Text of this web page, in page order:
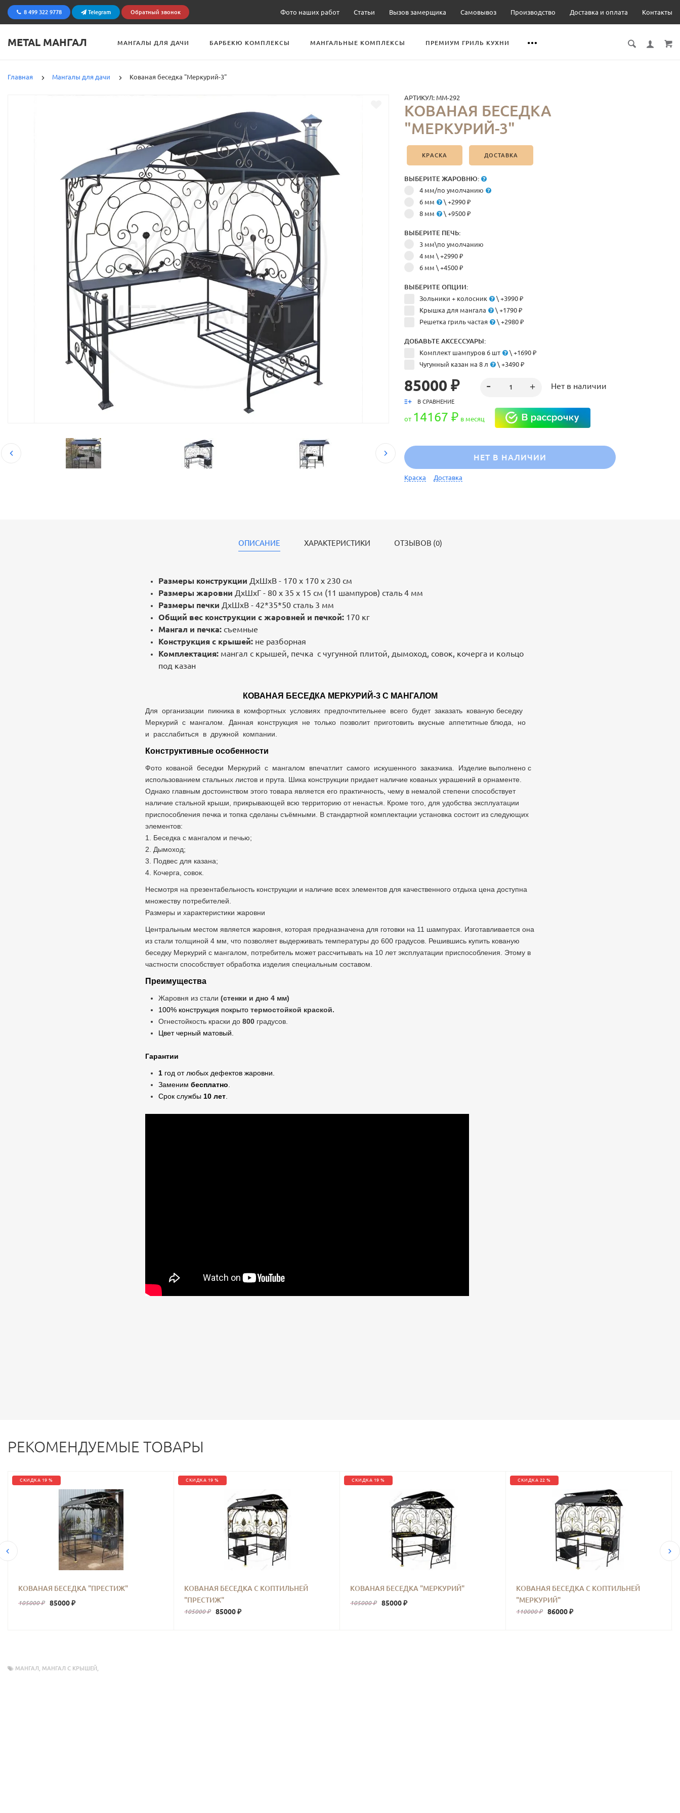
8 499 322 9778 Telegram Обратный звонок Фото наших работ Статьи Вызов замерщика Самовывоз Производство Доставка и оплата Контакты
METAL МАНГАЛ МАНГАЛЫ ДЛЯ ДАЧИ БАРБЕКЮ КОМПЛЕКСЫ МАНГАЛЬНЫЕ КОМПЛЕКСЫ ПРЕМИУМ ГРИЛЬ КУХНИ
Главная Мангалы для дачи Кованая беседка "Меркурий-3"
АРТИКУЛ: ММ-292
КОВАНАЯ БЕСЕДКА
"МЕРКУРИЙ-3"
КРАСКА ДОСТАВКА
ВЫБЕРИТЕ ЖАРОВНЮ:
4 мм/по умолчанию
6 мм
\ +2990 ₽
8 мм
\ +9500 ₽
ВЫБЕРИТЕ ПЕЧЬ:
3 мм\по умолчанию
4 мм\ +2990 ₽
6 мм\ +4500 ₽
ВЫБЕРИТЕ ОПЦИИ:
Зольники + колосник
\ +3990 ₽
Крышка для мангала
\ +1790 ₽
Решетка гриль частая
\ +2980 ₽
ДОБАВЬТЕ АКСЕССУАРЫ:
Комплект шампуров 6 шт
\ +1690 ₽
Чугунный казан на 8 л
\ +3490 ₽
85000 ₽
В СРАВНЕНИЕ
Нет в наличии
от 14167 ₽ в месяц
НЕТ В НАЛИЧИИ
Краска Доставка
ОПИСАНИЕ ХАРАКТЕРИСТИКИ ОТЗЫВОВ (0)
Размеры конструкции ДхШхВ - 170 х 170 х 230 см
Размеры жаровни ДхШхГ - 80 х 35 х 15 см (11 шампуров) сталь 4 мм
Размеры печки ДхШхВ - 42*35*50 сталь 3 мм
Общий вес конструкции с жаровней и печкой: 170 кг
Мангал и печка: съемные
Конструкция с крышей: не разборная
Комплектация: мангал с крышей, печка с чугунной плитой, дымоход, совок, кочерга и кольцо
под казан
КОВАНАЯ БЕСЕДКА МЕРКУРИЙ-3 С МАНГАЛОМ
Для организации пикника в комфортных условиях предпочтительнее всего будет заказать кованую беседку
Меркурий с мангалом. Данная конструкция не только позволит приготовить вкусные аппетитные блюда, но
и расслабиться в дружной компании.
Конструктивные особенности
Фото кованой беседки Меркурий с мангалом впечатлит самого искушенного заказчика. Изделие выполнено с
использованием стальных листов и прута. Шика конструкции придает наличие кованых украшений в орнаменте.
Однако главным достоинством этого товара является его практичность, чему в немалой степени способствует
наличие стальной крыши, прикрывающей всю территорию от ненастья. Кроме того, для удобства эксплуатации
приспособления печка и топка сделаны съёмными. В стандартной комплектации установка состоит из следующих
элементов:
1. Беседка с мангалом и печью;
2. Дымоход;
3. Подвес для казана;
4. Кочерга, совок.
Несмотря на презентабельность конструкции и наличие всех элементов для качественного отдыха цена доступна
множеству потребителей.
Размеры и характеристики жаровни
Центральным местом является жаровня, которая предназначена для готовки на 11 шампурах. Изготавливается она
из стали толщиной 4 мм, что позволяет выдерживать температуры до 600 градусов. Решившись купить кованую
беседку Меркурий с мангалом, потребитель может рассчитывать на 10 лет эксплуатации приспособления. Этому в
частности способствует обработка изделия специальным составом.
Преимущества
Жаровня из стали (стенки и дно 4 мм)
100% конструкция покрыто термостойкой краской.
Огнестойкость краски до 800 градусов.
Цвет черный матовый.
Гарантии
1 год от любых дефектов жаровни.
Заменим бесплатно
Срок службы 10 лет
РЕКОМЕНДУЕМЫЕ ТОВАРЫ
СКИДКА 19 %
КОВАНАЯ БЕСЕДКА "ПРЕСТИЖ"
105000 ₽ 85000 ₽
СКИДКА 19 %
КОВАНАЯ БЕСЕДКА С КОПТИЛЬНЕЙ
"ПРЕСТИЖ"
105000 ₽ 85000 ₽
СКИДКА 19 %
КОВАНАЯ БЕСЕДКА "МЕРКУРИЙ"
105000 ₽ 85000 ₽
СКИДКА 22 %
КОВАНАЯ БЕСЕДКА С КОПТИЛЬНЕЙ
"МЕРКУРИЙ"
110000 ₽ 86000 ₽
МАНГАЛ МАНГАЛ С КРЫШЕЙ